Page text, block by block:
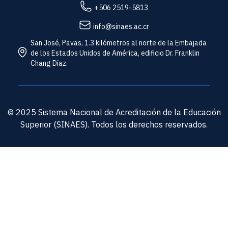
+506 2519-5813
info@sinaes.ac.cr
San José, Pavas, 1.3 kilómetros al norte de la Embajada
de los Estados Unidos de América, edificio Dr. Franklin
Chang Díaz.
© 2025 Sistema Nacional de Acreditación de la Educación
Superior (SINAES). Todos los derechos reservados.